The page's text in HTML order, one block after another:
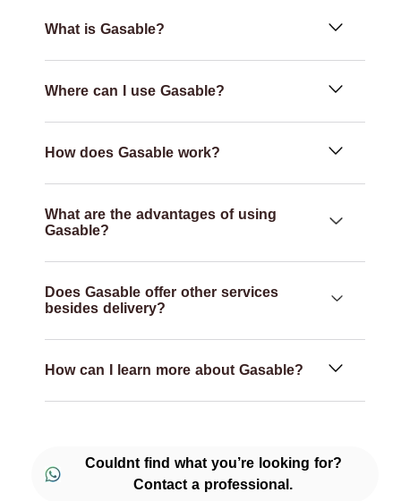
What is Gasable?
Where can I use Gasable?
How does Gasable work?
What are the advantages of using
Gasable?
Does Gasable offer other services
besides delivery?
How can I learn more about Gasable?
Couldnt find what you’re looking for?
Contact a professional.